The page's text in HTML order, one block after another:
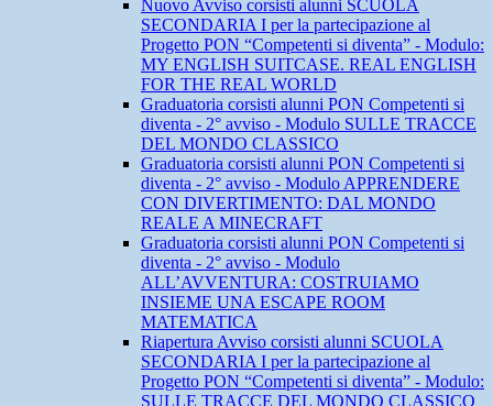
Nuovo Avviso corsisti alunni SCUOLA
SECONDARIA I per la partecipazione al
Progetto PON “Competenti si diventa” - Modulo:
MY ENGLISH SUITCASE. REAL ENGLISH
FOR THE REAL WORLD
Graduatoria corsisti alunni PON Competenti si
diventa - 2° avviso - Modulo SULLE TRACCE
DEL MONDO CLASSICO
Graduatoria corsisti alunni PON Competenti si
diventa - 2° avviso - Modulo APPRENDERE
CON DIVERTIMENTO: DAL MONDO
REALE A MINECRAFT
Graduatoria corsisti alunni PON Competenti si
diventa - 2° avviso - Modulo
ALL’AVVENTURA: COSTRUIAMO
INSIEME UNA ESCAPE ROOM
MATEMATICA
Riapertura Avviso corsisti alunni SCUOLA
SECONDARIA I per la partecipazione al
Progetto PON “Competenti si diventa” - Modulo:
SULLE TRACCE DEL MONDO CLASSICO